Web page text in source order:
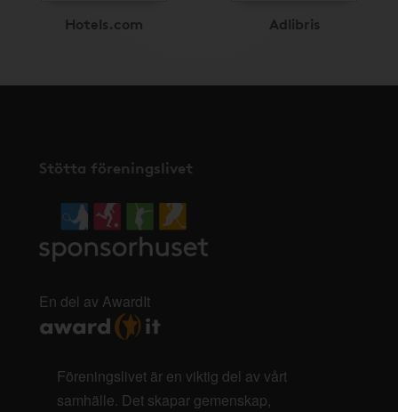
Hotels.com Adlibris
Stötta föreningslivet
En del av AwardIt
Föreningslivet är en viktig del av vårt
samhälle. Det skapar gemenskap,